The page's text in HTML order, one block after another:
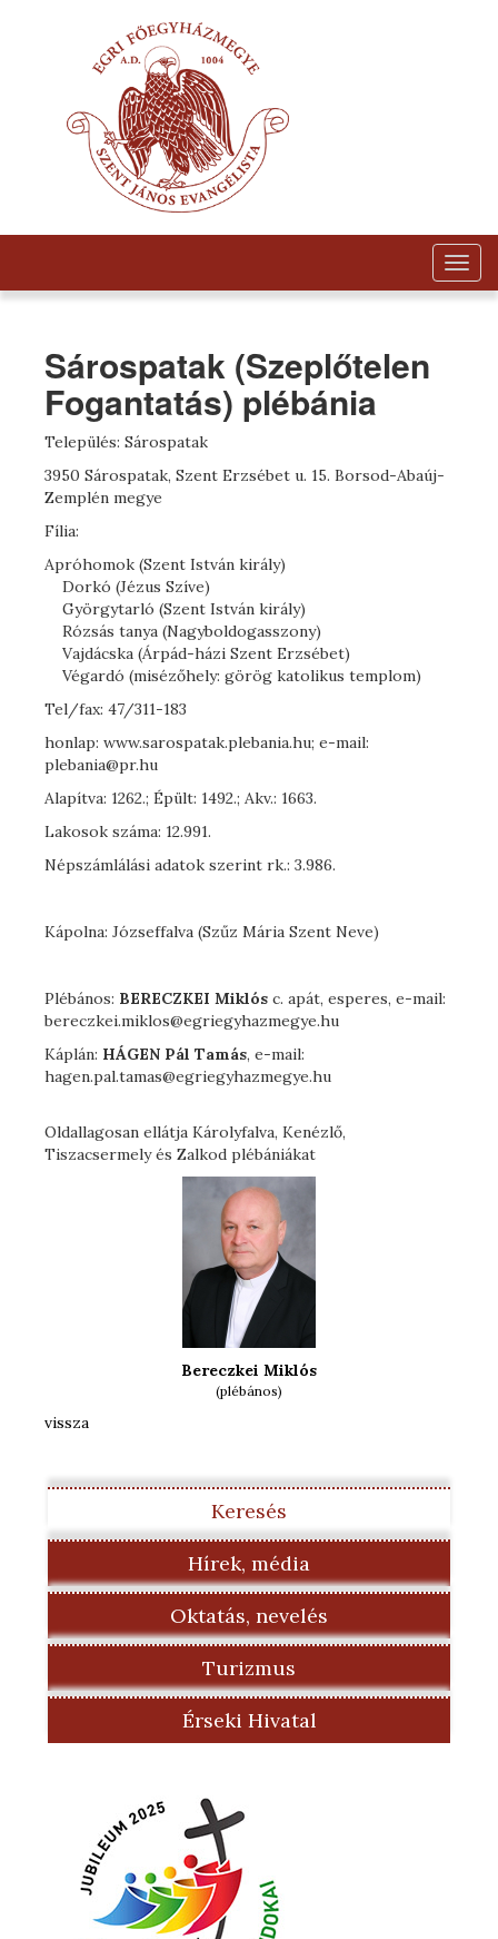
Sárospatak (Szeplőtelen
Fogantatás) plébánia
Település: Sárospatak
3950 Sárospatak, Szent Erzsébet u. 15. Borsod-Abaúj-
Zemplén megye
Fília:
Apróhomok (Szent István király)
Dorkó (Jézus Szíve)
Györgytarló (Szent István király)
Rózsás tanya (Nagyboldogasszony)
Vajdácska (Árpád-házi Szent Erzsébet)
Végardó (misézőhely: görög katolikus templom)
Tel/fax: 47/311-183
honlap: www.sarospatak.plebania.hu; e-mail:
plebania@pr.hu
Alapítva: 1262.; Épült: 1492.; Akv.: 1663.
Lakosok száma: 12.991.
Népszámlálási adatok szerint rk.: 3.986.
Kápolna: Józseffalva (Szűz Mária Szent Neve)
Plébános: BERECZKEI Miklós c. apát, esperes, e-mail:
bereczkei.miklos@egriegyhazmegye.hu
Káplán: HÁGEN Pál Tamás, e-mail:
hagen.pal.tamas@egriegyhazmegye.hu
Oldallagosan ellátja Károlyfalva, Kenézlő,
Tiszacsermely és Zalkod plébániákat
Bereczkei Miklós
(plébános)
vissza
Keresés
Hírek, média
Oktatás, nevelés
Turizmus
Érseki Hivatal